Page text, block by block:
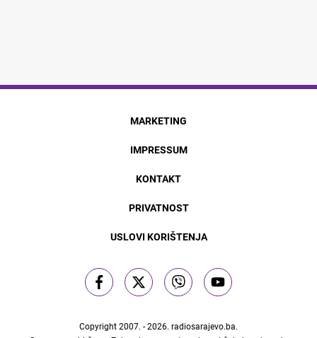
MARKETING
IMPRESSUM
KONTAKT
PRIVATNOST
USLOVI KORIŠTENJA
Copyright 2007. - 2026. radiosarajevo.ba.